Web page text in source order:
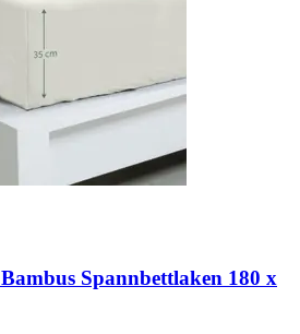
Bambus Spannbettlaken 180 x